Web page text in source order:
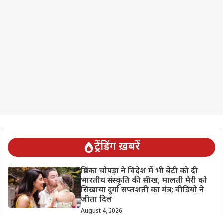
ट्रेंडिंग ख़बरें
प्रियंका चोपड़ा ने विदेश में भी बेटी को दी
भारतीय संस्कृति की सीख, मालती मैरी को
सिखाया दुर्गा सप्तशती का मंत्र; वीडियो ने
जीता दिल
August 4, 2026